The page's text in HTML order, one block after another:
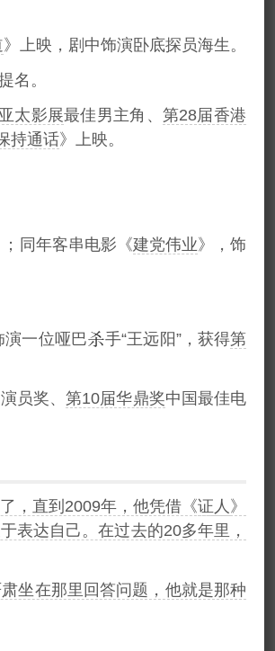
》上映，剧中饰演卧底探员海生。
名。
太影展最佳男主角、 第28届香港
持通话》上映。
；同年客串电影《建党伟业》，饰
演一位哑巴 手“王远阳”，获得第
员奖、第10届华鼎奖中国最佳电
，直到2009年，他凭借《证人 》
表达自己。在过去的20多年里，
坐在那里回答问题，他就是那种